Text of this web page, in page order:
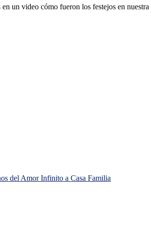
un video cómo fueron los festejos en nuestra
del Amor Infinito a Casa Familia